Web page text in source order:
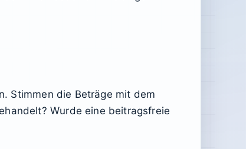
Stimmen die Beträge mit dem
Wurde eine beitragsfreie